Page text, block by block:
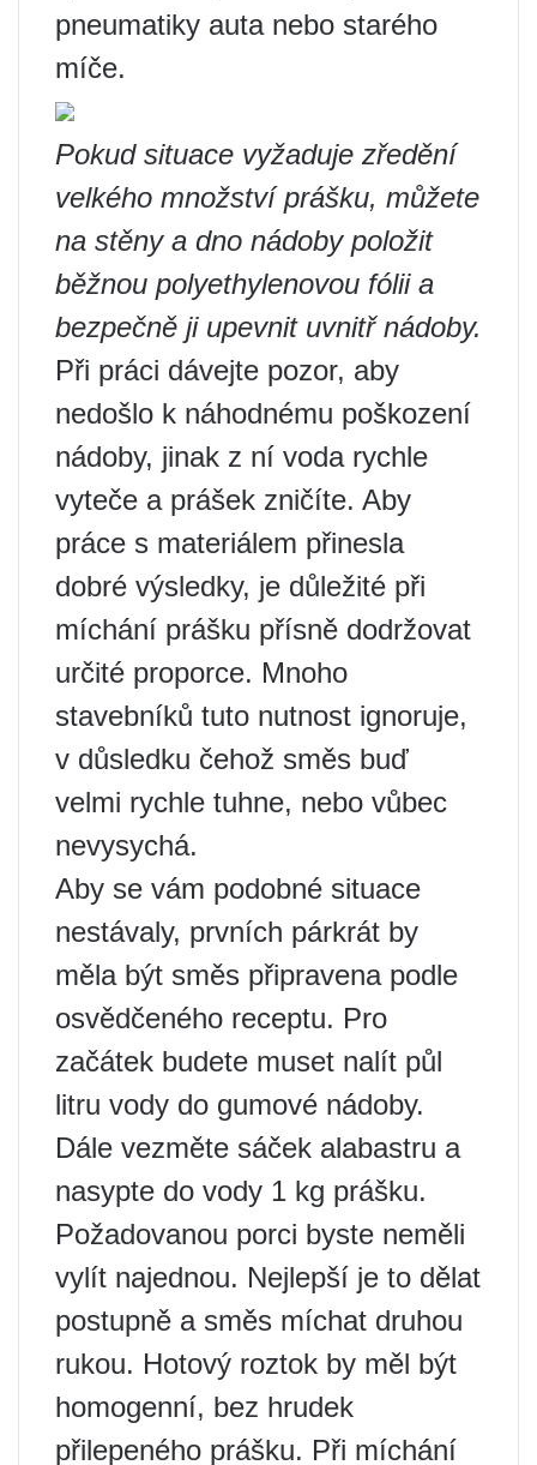
pneumatiky auta nebo starého
míče.
Pokud situace vyžaduje zředění
velkého množství prášku, můžete
na stěny a dno nádoby položit
běžnou polyethylenovou fólii a
bezpečně ji upevnit uvnitř nádoby.
Při práci dávejte pozor, aby
nedošlo k náhodnému poškození
nádoby, jinak z ní voda rychle
vyteče a prášek zničíte. Aby
práce s materiálem přinesla
dobré výsledky, je důležité při
míchání prášku přísně dodržovat
určité proporce. Mnoho
stavebníků tuto nutnost ignoruje,
v důsledku čehož směs buď
velmi rychle tuhne, nebo vůbec
nevysychá.
Aby se vám podobné situace
nestávaly, prvních párkrát by
měla být směs připravena podle
osvědčeného receptu. Pro
začátek budete muset nalít půl
litru vody do gumové nádoby.
Dále vezměte sáček alabastru a
nasypte do vody 1 kg prášku.
Požadovanou porci byste neměli
vylít najednou. Nejlepší je to dělat
postupně a směs míchat druhou
rukou. Hotový roztok by měl být
homogenní, bez hrudek
přilepeného prášku. Při míchání